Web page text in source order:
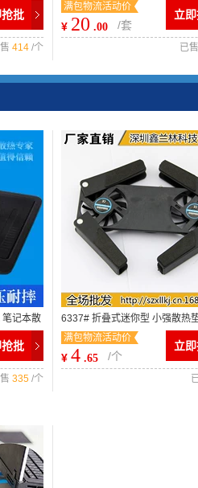
批
414 /个
鼠标套装 有线键鼠套装
满包物流活动价
¥ 20 .00 /套
立
已
记本散
批
335 /个
6337# 折叠式迷你型 小强散热
座 笔记本散热器
满包物流活动价
¥ 4 .65 /个
立